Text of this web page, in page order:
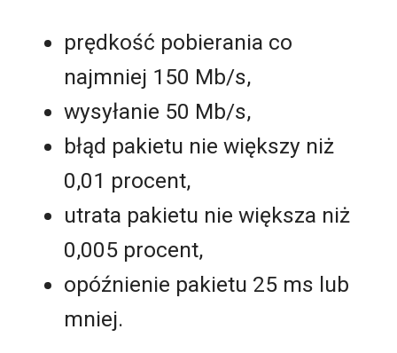
prędkość pobierania co
najmniej 150 Mb/s,
wysyłanie 50 Mb/s,
błąd pakietu nie większy niż
0,01 procent,
utrata pakietu nie większa niż
0,005 procent,
opóźnienie pakietu 25 ms lub
mniej.